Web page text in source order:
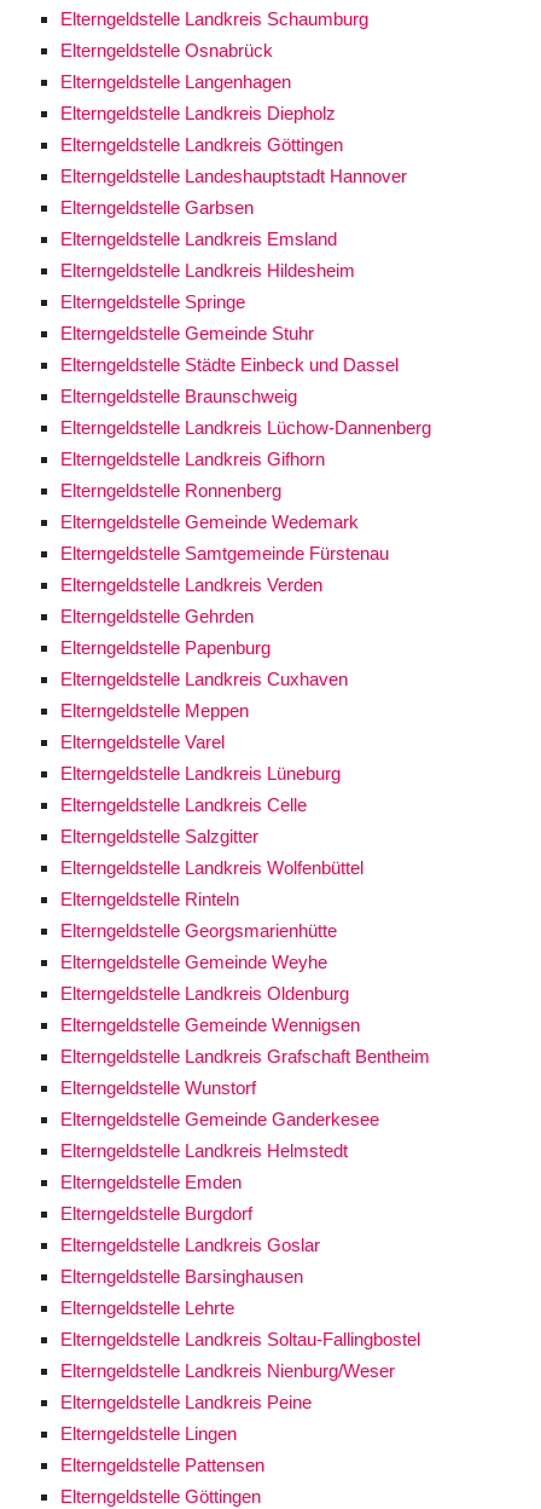
Elterngeldstelle Landkreis Schaumburg
Elterngeldstelle Osnabrück
Elterngeldstelle Langenhagen
Elterngeldstelle Landkreis Diepholz
Elterngeldstelle Landkreis Göttingen
Elterngeldstelle Landeshauptstadt Hannover
Elterngeldstelle Garbsen
Elterngeldstelle Landkreis Emsland
Elterngeldstelle Landkreis Hildesheim
Elterngeldstelle Springe
Elterngeldstelle Gemeinde Stuhr
Elterngeldstelle Städte Einbeck und Dassel
Elterngeldstelle Braunschweig
Elterngeldstelle Landkreis Lüchow-Dannenberg
Elterngeldstelle Landkreis Gifhorn
Elterngeldstelle Ronnenberg
Elterngeldstelle Gemeinde Wedemark
Elterngeldstelle Samtgemeinde Fürstenau
Elterngeldstelle Landkreis Verden
Elterngeldstelle Gehrden
Elterngeldstelle Papenburg
Elterngeldstelle Landkreis Cuxhaven
Elterngeldstelle Meppen
Elterngeldstelle Varel
Elterngeldstelle Landkreis Lüneburg
Elterngeldstelle Landkreis Celle
Elterngeldstelle Salzgitter
Elterngeldstelle Landkreis Wolfenbüttel
Elterngeldstelle Rinteln
Elterngeldstelle Georgsmarienhütte
Elterngeldstelle Gemeinde Weyhe
Elterngeldstelle Landkreis Oldenburg
Elterngeldstelle Gemeinde Wennigsen
Elterngeldstelle Landkreis Grafschaft Bentheim
Elterngeldstelle Wunstorf
Elterngeldstelle Gemeinde Ganderkesee
Elterngeldstelle Landkreis Helmstedt
Elterngeldstelle Emden
Elterngeldstelle Burgdorf
Elterngeldstelle Landkreis Goslar
Elterngeldstelle Barsinghausen
Elterngeldstelle Lehrte
Elterngeldstelle Landkreis Soltau-Fallingbostel
Elterngeldstelle Landkreis Nienburg/Weser
Elterngeldstelle Landkreis Peine
Elterngeldstelle Lingen
Elterngeldstelle Pattensen
Elterngeldstelle Göttingen